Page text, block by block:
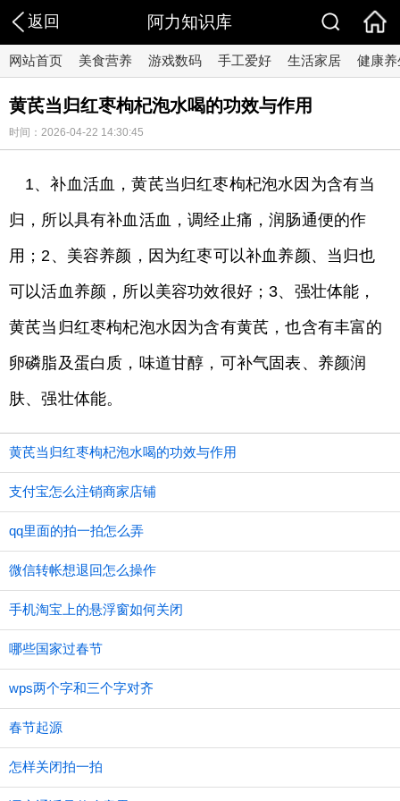
返回 阿力知识库
网站首页 美食营养 游戏数码 手工爱好 生活家居 健康养
黄芪当归红枣枸杞泡水喝的功效与作用
时间：2026-04-22 14:30:45
1、补血活血，黄芪当归红枣枸杞泡水因为含有当
归，所以具有补血活血，调经止痛，润肠通便的作
用；2、美容养颜，因为红枣可以补血养颜、当归也
可以活血养颜，所以美容功效很好；3、强壮体能，
黄芪当归红枣枸杞泡水因为含有黄芪，也含有丰富的
卵磷脂及蛋白质，味道甘醇，可补气固表、养颜润
肤、强壮体能。
黄芪当归红枣枸杞泡水喝的功效与作用
支付宝怎么注销商家店铺
qq里面的拍一拍怎么弄
微信转帐想退回怎么操作
手机淘宝上的悬浮窗如何关闭
哪些国家过春节
wps两个字和三个字对齐
春节起源
怎样关闭拍一拍